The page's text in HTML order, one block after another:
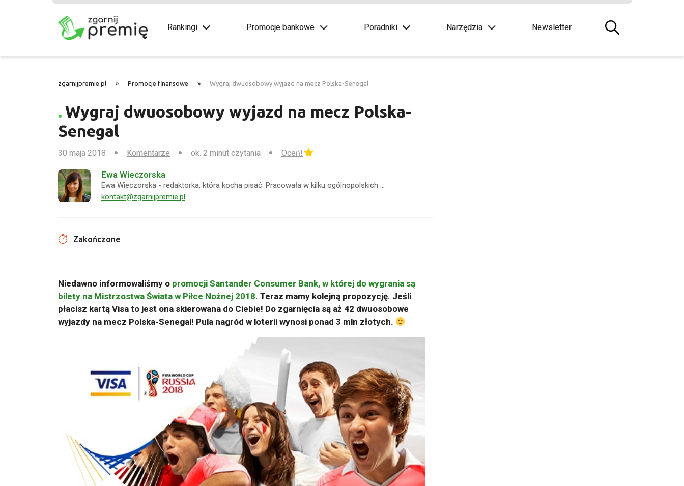
Rankingi Promocje bankowe Poradniki Narzędzia Newsletter
zgarnijpremie.pl » Promocje finansowe » Wygraj dwuosobowy wyjazd na mecz Polska-Senegal
Wygraj dwuosobowy wyjazd na mecz Polska-
Senegal
30 maja 2018 Komentarze ok. 2 minut czytania Oceń!
Ewa Wieczorska
Ewa Wieczorska - redaktorka, która kocha pisać. Pracowała w kilku ogólnopolskich …
kontakt@zgarnijpremie.pl
Zakończone
Niedawno informowaliśmy o promocji Santander Consumer Bank, w której do wygrania są
bilety na Mistrzostwa Świata w Piłce Nożnej 2018. Teraz mamy kolejną propozycję. Jeśli
płacisz kartą Visa to jest ona skierowana do Ciebie! Do zgarnięcia są aż 42 dwuosobowe
wyjazdy na mecz Polska-Senegal! Pula nagród w loterii wynosi ponad 3 mln złotych.